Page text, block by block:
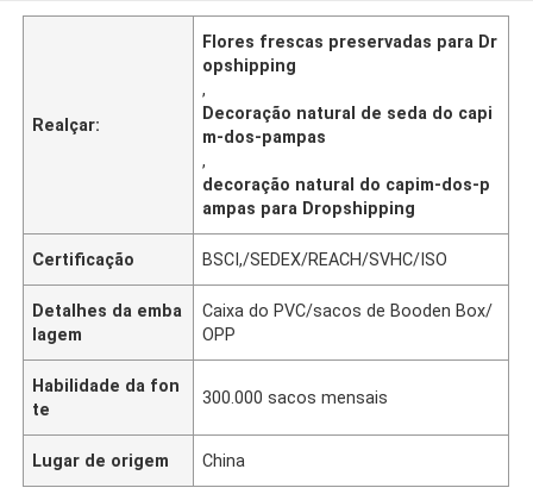
Realçar:
Flores frescas preservadas para Dr
opshipping
,
Decoração natural de seda do capi
m-dos-pampas
,
decoração natural do capim-dos-p
ampas para Dropshipping
Certificação BSCI,/SEDEX/REACH/SVHC/ISO
Detalhes da emba
lagem
Caixa do PVC/sacos de Booden Box/
OPP
Habilidade da fon
te
300.000 sacos mensais
Lugar de origem China